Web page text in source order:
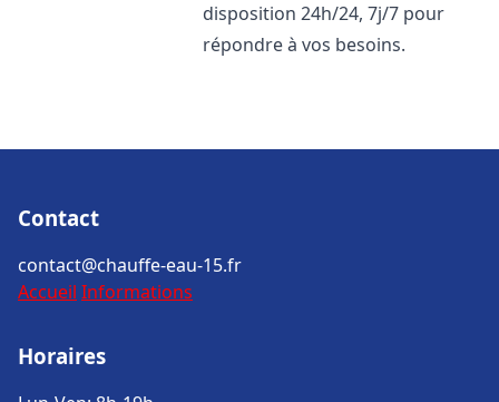
disposition 24h/24, 7j/7 pour
répondre à vos besoins.
Contact
contact@chauffe-eau-15.fr
Accueil Informations
Horaires